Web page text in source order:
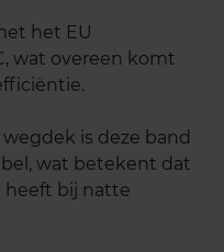
het EU
wat overeen komt
is deze band
wat betekent dat
heeft bij natte